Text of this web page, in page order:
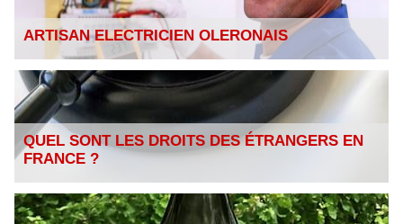
ARTISAN ELECTRICIEN OLERONAIS
QUEL SONT LES DROITS DES ÉTRANGERS EN
FRANCE ?